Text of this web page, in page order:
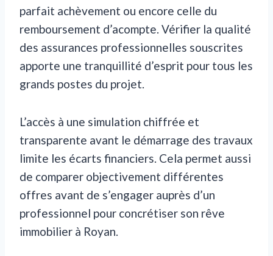
parfait achèvement ou encore celle du
remboursement d’acompte. Vérifier la qualité
des assurances professionnelles souscrites
apporte une tranquillité d’esprit pour tous les
grands postes du projet.
L’accès à une simulation chiffrée et
transparente avant le démarrage des travaux
limite les écarts financiers. Cela permet aussi
de comparer objectivement différentes
offres avant de s’engager auprès d’un
professionnel pour concrétiser son rêve
immobilier à Royan.